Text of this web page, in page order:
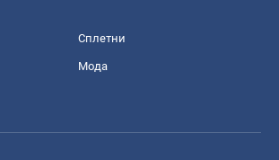
Сплетни
Мода